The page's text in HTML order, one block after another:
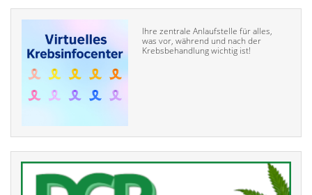
Ihre zentrale Anlaufstelle für alles,
was vor, während und nach der
Krebsbehandlung wichtig ist!